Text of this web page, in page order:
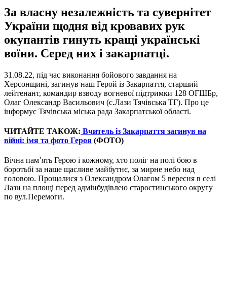
За власну незалежність та сувернітет
України щодня від кровавих рук
окупантів гинуть кращі українські
воїни. Серед них і закарпатці.
31.08.22, під час виконання бойового завдання на
Херсонщині, загинув наш Герой із Закарпаття, старший
лейтенант, командир взводу вогневої підтримки 128 ОГШБр,
Олаг Олександр Васильович (с.Лази Тячівська ТГ). Про це
інформує Тячівська міська рада Закарпатської області.
ЧИТАЙТЕ ТАКОЖ: Вчитель із Закарпаття загинув на
війні: імя та фото Героя (ФОТО)
Вічна пам’ять Герою і кожному, хто поліг на полі бою в
боротьбі за наше щасливе майбутнє, за мирне небо над
головою. Прощалися з Олександром Олагом 5 вересня в селі
Лази на площі перед адмінбудівлею старостинського округу
по вул.Перемоги.